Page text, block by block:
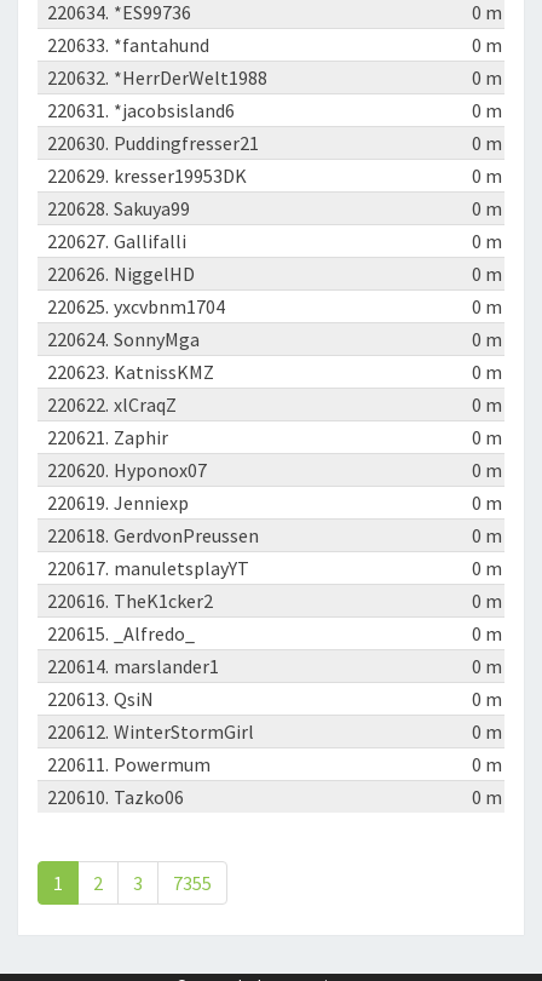
220634. *ES99736
0 m
220633. *fantahund
0 m
220632. *HerrDerWelt1988
0 m
220631. *jacobsisland6
0 m
220630. Puddingfresser21
0 m
220629. kresser19953DK
0 m
220628. Sakuya99
0 m
220627. Gallifalli
0 m
220626. NiggelHD
0 m
220625. yxcvbnm1704
0 m
220624. SonnyMga
0 m
220623. KatnissKMZ
0 m
220622. xlCraqZ
0 m
220621. Zaphir
0 m
220620. Hyponox07
0 m
220619. Jenniexp
0 m
220618. GerdvonPreussen
0 m
220617. manuletsplayYT
0 m
220616. TheK1cker2
0 m
220615.
_Alfredo_
0 m
220614. marslander1
0 m
220613. QsiN
0 m
220612. WinterStormGirl
0 m
220611. Powermum
0 m
220610. Tazko06 0 m
1 2 3 7355